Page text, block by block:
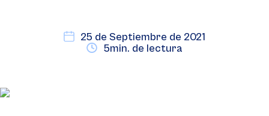
25 de Septiembre de 2021
5min. de lectura